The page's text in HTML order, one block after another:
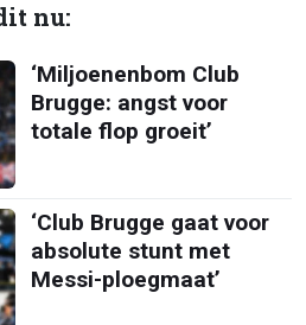
nu:
‘Miljoenenbom Club
Brugge: angst voor
totale flop groeit’
‘Club Brugge gaat voor
absolute stunt met
Messi-ploegmaat’